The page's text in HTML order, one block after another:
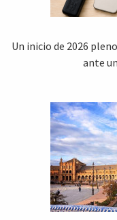
Un inicio de 2026
ante